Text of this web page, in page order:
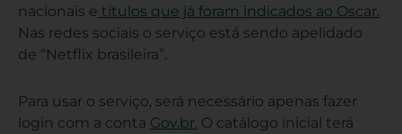
nacionais e títulos que já foram indicados ao Oscar.
Nas redes sociais o serviço está sendo apelidado
de “Netflix brasileira”.
Para usar o serviço, será necessário apenas fazer
login com a conta Gov.br. O catálogo inicial terá